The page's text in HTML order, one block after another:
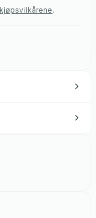
kjøpsvilkårene .